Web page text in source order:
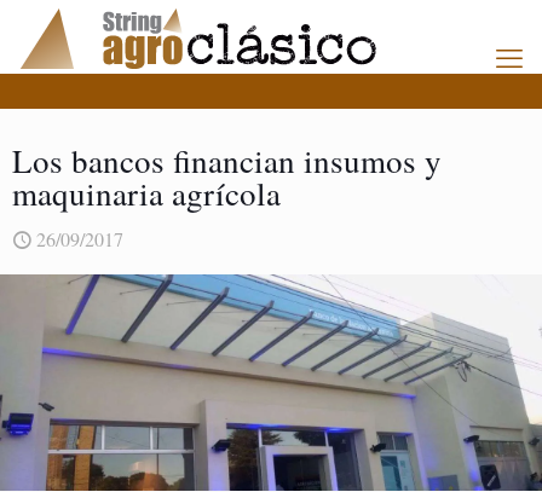
Los bancos financian insumos y
maquinaria agrícola
26/09/2017